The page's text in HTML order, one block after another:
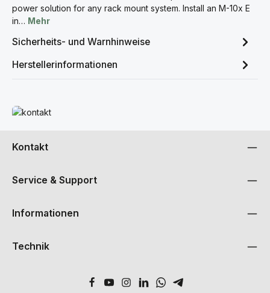
power solution for any rack mount system. Install an M-10x E
in… Mehr
Sicherheits- und Warnhinweise
Herstellerinformationen
Mehr erfahren
Kontakt
Service & Support
Informationen
Technik